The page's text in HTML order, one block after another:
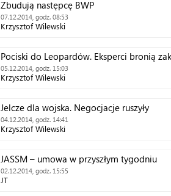
Zbudują następcę BWP
07.12.2014, godz. 08:53
Krzysztof Wilewski
Pociski do Leopardów. Eksperci bronią
05.12.2014, godz. 15:03
Krzysztof Wilewski
Jelcze dla wojska. Negocjacje ruszyły
04.12.2014, godz. 14:41
Krzysztof Wilewski
JASSM – umowa w przyszłym tygodniu
02.12.2014, godz. 15:55
JT